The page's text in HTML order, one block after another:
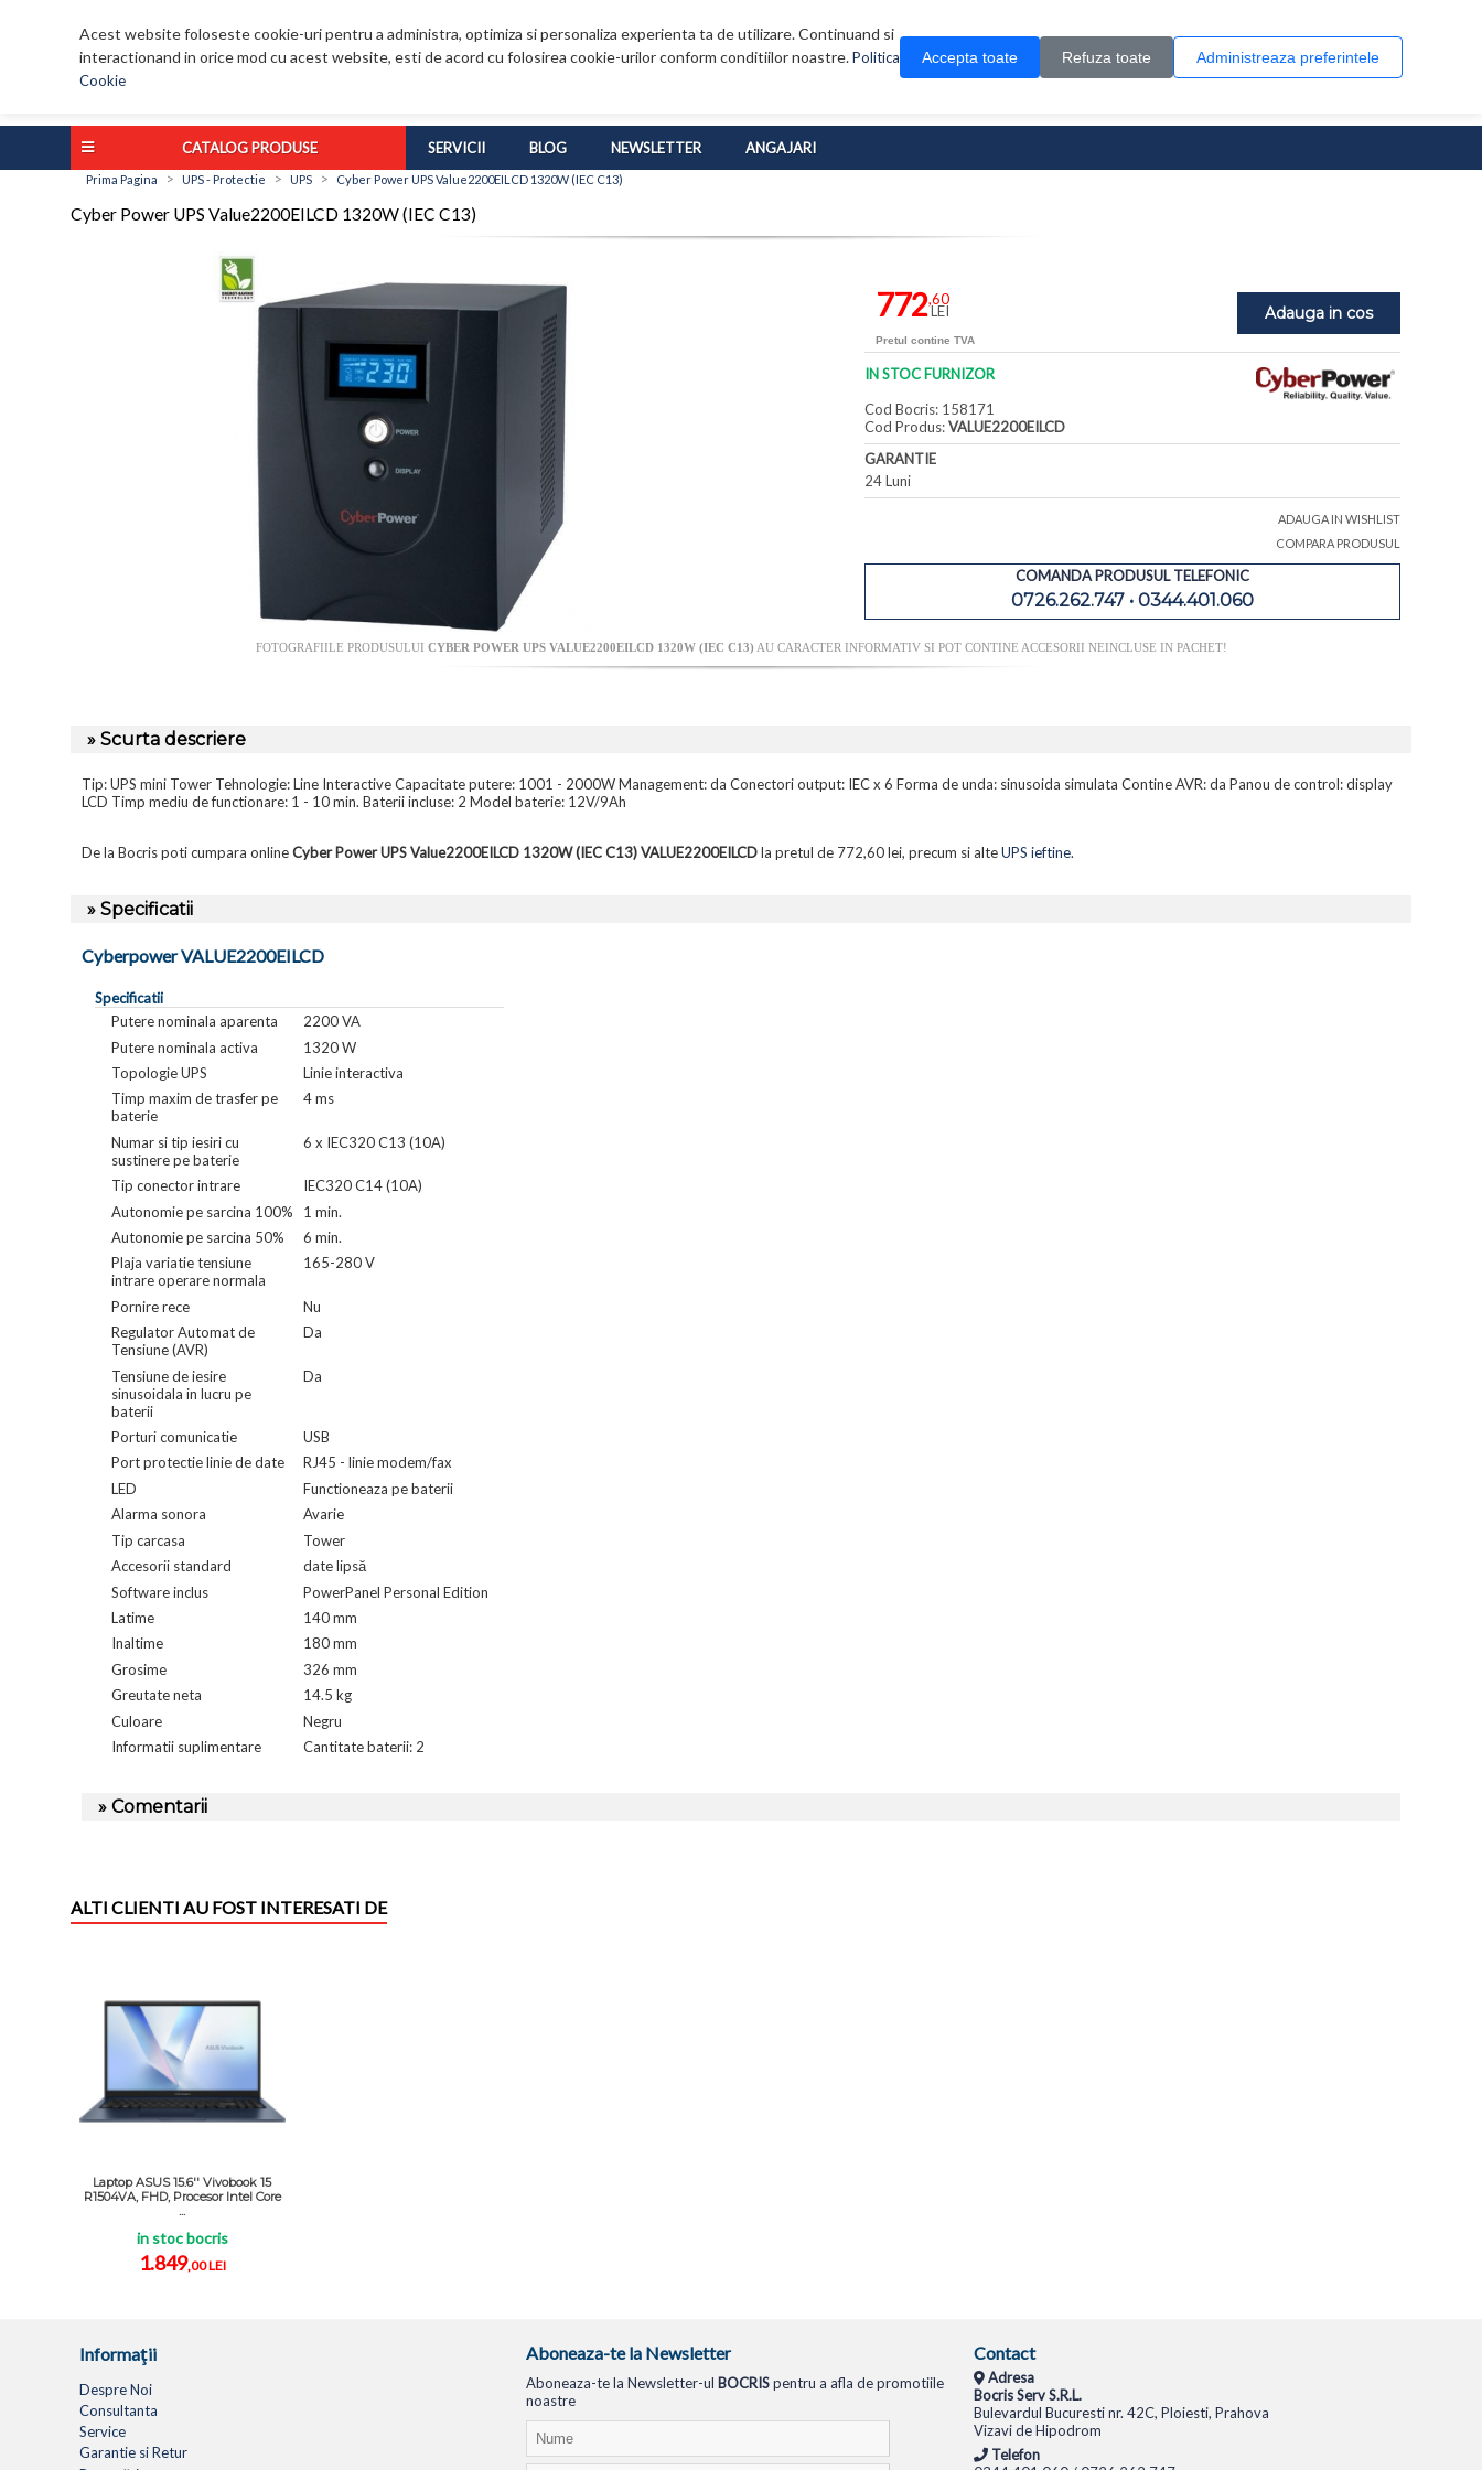
Acest website foloseste cookie-uri pentru a administra, optimiza si personaliza experienta ta de utilizare. Continuand si
interactionand in orice mod cu acest website, esti de acord cu folosirea cookie-urilor conform conditiilor noastre.Politica
Cookie
Accepta toate Refuza toate Administreaza preferintele
0 produs(e)
CATALOG PRODUSE SERVICII BLOG NEWSLETTER ANGAJARI
Prima Pagina > UPS - Protectie > UPS > Cyber Power UPS Value2200EILCD 1320W (IEC C13)
Cyber Power UPS Value2200EILCD 1320W (IEC C13)
Adauga in cos
772,60
LEI
Pretul contine TVA
IN STOC FURNIZOR
Cod Bocris: 158171
Cod Produs:VALUE2200EILCD
GARANTIE
24 Luni
ADAUGA IN WISHLIST
COMPARA PRODUSUL
COMANDA PRODUSUL TELEFONIC
0726.262.747 • 0344.401.060
FOTOGRAFIILE PRODUSULUI CYBER POWER UPS VALUE2200EILCD 1320W (IEC C13) AU CARACTER INFORMATIV SI POT CONTINE ACCESORII NEINCLUSE IN PACHET!
» Scurta descriere
Tip: UPS mini Tower Tehnologie: Line Interactive Capacitate putere: 1001 - 2000W Management: da Conectori output: IEC x 6 Forma de unda: sinusoida simulata Contine AVR: da Panou de control: display
LCD Timp mediu de functionare: 1 - 10 min. Baterii incluse: 2 Model baterie: 12V/9Ah
De la Bocris poti cumpara onlineCyber Power UPS Value2200EILCD 1320W (IEC C13) VALUE2200EILCDla pretul de 772,60 lei, precum si alteUPS ieftine.
» Specificatii
Cyberpower VALUE2200EILCD
Specificatii
Putere nominala aparenta
2200 VA
Putere nominala activa
1320 W
Topologie UPS
Linie interactiva
Timp maxim de trasfer pe
baterie
4 ms
Numar si tip iesiri cu
sustinere pe baterie
6 x IEC320 C13 (10A)
Tip conector intrare
IEC320 C14 (10A)
Autonomie pe sarcina 100%
1 min.
Autonomie pe sarcina 50%
6 min.
Plaja variatie tensiune
intrare operare normala
165-280 V
Pornire rece
Nu
Regulator Automat de
Tensiune (AVR)
Da
Tensiune de iesire
sinusoidala in lucru pe
baterii
Da
Porturi comunicatie
USB
Port protectie linie de date
RJ45 - linie modem/fax
LED
Functioneaza pe baterii
Alarma sonora
Avarie
Tip carcasa
Tower
Accesorii standard
date lipsă
Software inclus
PowerPanel Personal Edition
Latime
140 mm
Inaltime
180 mm
Grosime
326 mm
Greutate neta
14.5 kg
Culoare
Negru
Informatii suplimentare
Cantitate baterii: 2
» Comentarii
ALTI CLIENTI AU FOST INTERESATI DE
Laptop ASUS 15.6'' Vivobook 15
R1504VA, FHD, Procesor Intel Core
...
in stoc bocris
1.849,00 LEI
Informaţii
Despre Noi
Consultanta
Service
Garantie si Retur
Aboneaza-te la Newsletter
Aboneaza-te la Newsletter-ul BOCRISpentru a afla de promotiile
noastre
Contact
Adresa
Bocris Serv S.R.L.
Bulevardul Bucuresti nr. 42C, Ploiesti, Prahova
Vizavi de Hipodrom
Telefon